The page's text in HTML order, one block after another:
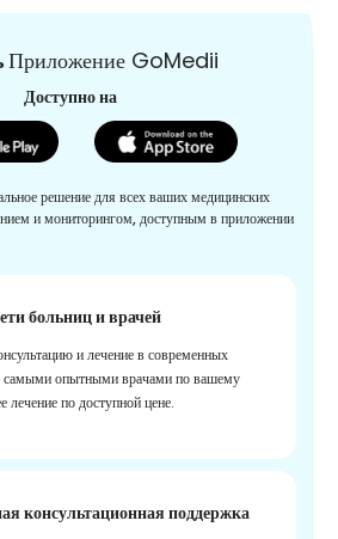
Приложение GoMedii
Доступно на
решение для всех ваших медицинских
и мониторингом, доступным в приложении
больниц и врачей
и лечение в современных
самыми опытными врачами по вашему
лечение по доступной цене.
консультационная поддержка